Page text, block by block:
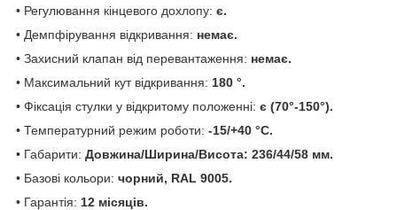
• Регулювання кінцевого дохлопу: є.
• Демпфірування відкривання: немає.
• Захисний клапан від перевантаження: немає.
• Максимальний кут відкривання: 180 °.
• Фіксація стулки у відкритому положенні: є (70°-150°).
• Температурний режим роботи: -15/+40 °С.
• Габарити: Довжина/Ширина/Висота: 236/44/58 мм.
• Базові кольори: чорний, RAL 9005.
• Гарантія: 12 місяців.